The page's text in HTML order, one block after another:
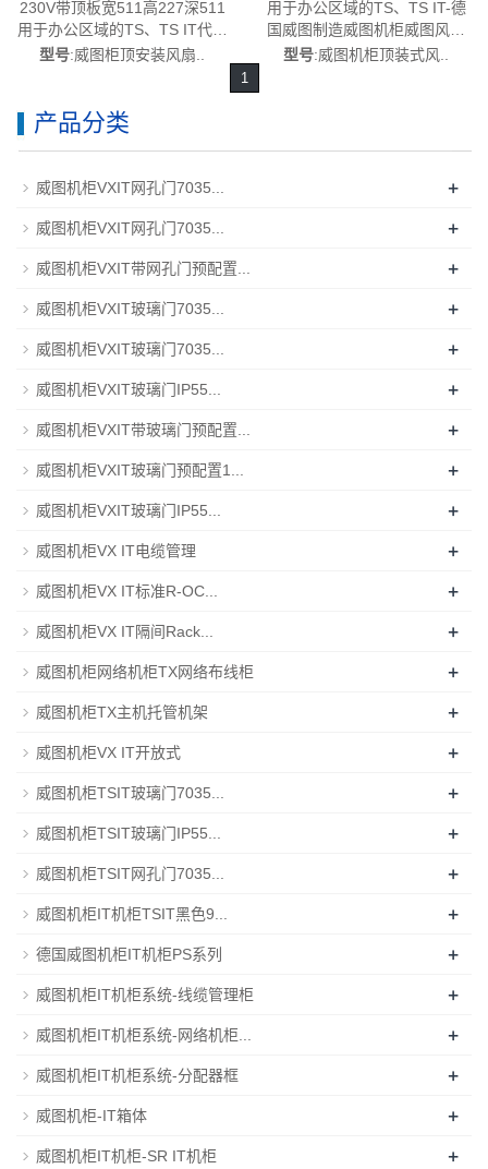
230V带顶板宽511高227深511
用于办公区域的TS、TS IT代替
代型号
电柜威图母线威图风扇威图售
后SK3164.230
型号:威图柜顶安装风扇..
用于办公区域的TS、TS IT-德
国威图制造威图机柜威图风扇
SK3164.620
型号:威图机柜顶装式风..
1
产品分类
威图机柜VXIT网孔门7035... +
威图机柜VXIT网孔门7035... +
威图机柜VXIT带网孔门预配置... +
威图机柜VXIT玻璃门7035... +
威图机柜VXIT玻璃门7035... +
威图机柜VXIT玻璃门IP55... +
威图机柜VXIT带玻璃门预配置... +
威图机柜VXIT玻璃门预配置1... +
威图机柜VXIT玻璃门IP55... +
威图机柜VX IT电缆管理 +
威图机柜VX IT标准R-OC... +
威图机柜VX IT隔间Rack... +
威图机柜网络机柜TX网络布线柜 +
威图机柜TX主机托管机架 +
威图机柜VX IT开放式 +
威图机柜TSIT玻璃门7035... +
威图机柜TSIT玻璃门IP55... +
威图机柜TSIT网孔门7035... +
威图机柜IT机柜TSIT黑色9... +
德国威图机柜IT机柜PS系列 +
威图机柜IT机柜系统-线缆管理柜 +
威图机柜IT机柜系统-网络机柜... +
威图机柜IT机柜系统-分配器框 +
威图机柜-IT箱体 +
威图机柜IT机柜-SR IT机柜 +